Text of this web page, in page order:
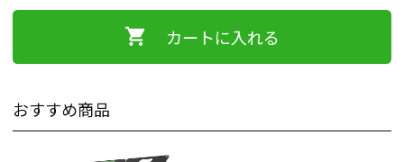
カートに入れる
おすすめ商品